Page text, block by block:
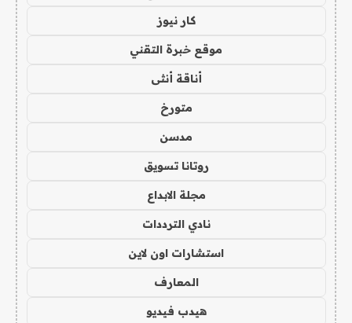
كار نيوز
موقع خبرة التقني
أناقة أنثى
متورخ
مدسن
روتانا تسويق
مجلة الابداع
نادي الترددات
استشارات اون لاين
المعارف
هيدب فيديو